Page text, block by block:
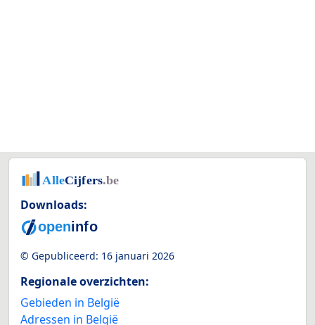
Downloads:
© Gepubliceerd: 16 januari 2026
Regionale overzichten:
Gebieden in België
Adressen in België